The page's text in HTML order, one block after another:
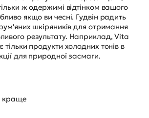
ж одержимі відтінком вашого
якщо ви чесні. Гудвін радить
шкіряників для отримання
результату. Наприклад, Vita
продукти холодних тонів в
для природної засмаги.
краще